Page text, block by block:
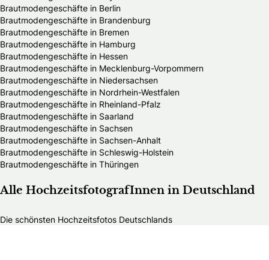
Brautmodengeschäfte in Berlin
Brautmodengeschäfte in Brandenburg
Brautmodengeschäfte in Bremen
Brautmodengeschäfte in Hamburg
Brautmodengeschäfte in Hessen
Brautmodengeschäfte in Mecklenburg-Vorpommern
Brautmodengeschäfte in Niedersachsen
Brautmodengeschäfte in Nordrhein-Westfalen
Brautmodengeschäfte in Rheinland-Pfalz
Brautmodengeschäfte in Saarland
Brautmodengeschäfte in Sachsen
Brautmodengeschäfte in Sachsen-Anhalt
Brautmodengeschäfte in Schleswig-Holstein
Brautmodengeschäfte in Thüringen
Alle HochzeitsfotografInnen in Deutschland
Die schönsten Hochzeitsfotos Deutschlands